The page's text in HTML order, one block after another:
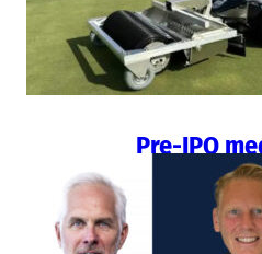
utvecklingen. Nu
investerare och
internationellt…
Pre-IPO
Lejonkulan
AI-boomen
och